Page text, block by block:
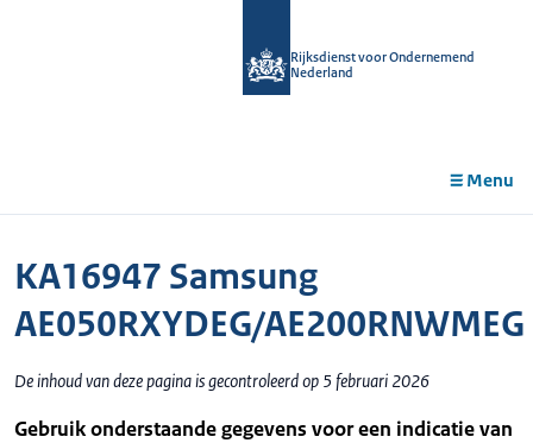
Rijksdienst voor Ondernemend
Nederland
Menu
KA16947 Samsung
AE050RXYDEG/AE200RNWMEG
De inhoud van deze pagina is gecontroleerd op 5 februari 2026
Gebruik onderstaande gegevens voor een indicatie van